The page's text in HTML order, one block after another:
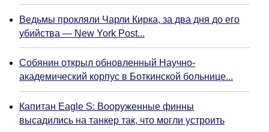
Ведьмы прокляли Чарли Кирка, за два дня до его
убийства — New York Post...
Собянин открыл обновленный Научно-
академический корпус в Боткинской больнице...
Капитан Eagle S: Вооруженные финны
высадились на танкер так, что могли устроить